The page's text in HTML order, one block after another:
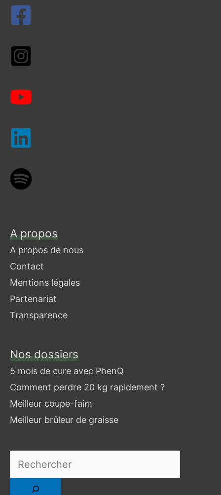
A propos
A propos de nous
Contact
Mentions légales
Partenariat
Transparence
Nos dossiers
5 mois de cure avec PhenQ
Comment perdre 20 kg rapidement ?
Meilleur coupe-faim
Meilleur brûleur de graisse
Je
cherche
un